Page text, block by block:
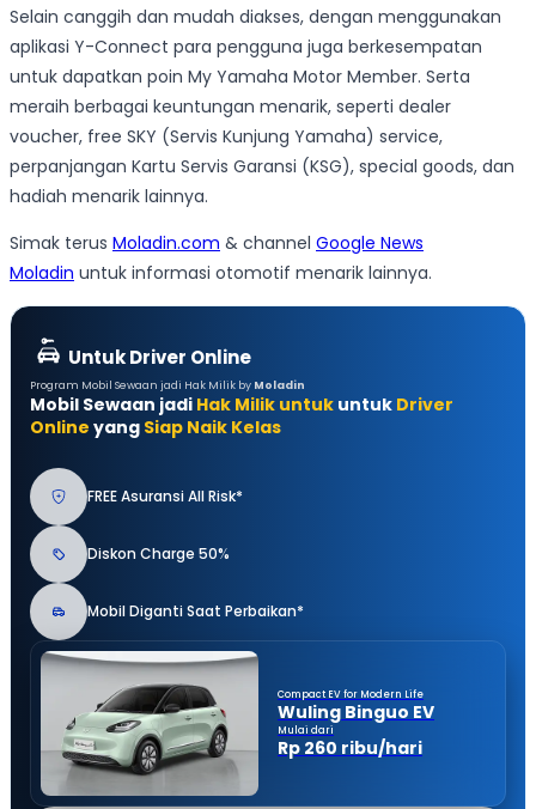
Selain canggih dan mudah diakses, dengan menggunakan
aplikasi Y-Connect para pengguna juga berkesempatan
untuk dapatkan poin My Yamaha Motor Member. Serta
meraih berbagai keuntungan menarik, seperti dealer
voucher, free SKY (Servis Kunjung Yamaha) service,
perpanjangan Kartu Servis Garansi (KSG), special goods, dan
hadiah menarik lainnya.
Simak terus Moladin.com & channel Google News
Moladin untuk informasi otomotif menarik lainnya.
Untuk Driver Online
Program Mobil Sewaan jadi Hak Milik by Moladin
Mobil Sewaan jadi Hak Milik untuk untuk Driver
Online yang Siap Naik Kelas
FREE Asuransi All Risk*
Diskon Charge 50%
Mobil Diganti Saat Perbaikan*
Compact EV for Modern Life
Wuling Binguo EV
Mulai dari
Rp 260 ribu/hari